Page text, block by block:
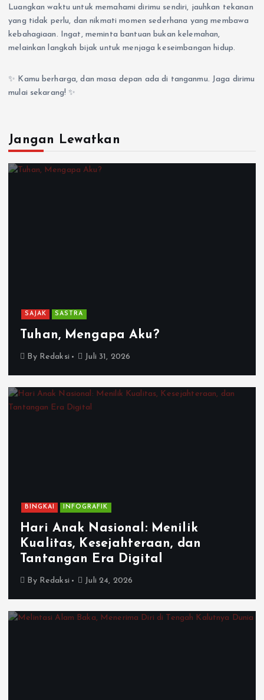
Luangkan waktu untuk memahami dirimu sendiri, jauhkan tekanan
yang tidak perlu, dan nikmati momen sederhana yang membawa
kebahagiaan. Ingat, meminta bantuan bukan kelemahan,
melainkan langkah bijak untuk menjaga keseimbangan hidup.
✨ Kamu berharga, dan masa depan ada di tanganmu. Jaga dirimu
mulai sekarang! ✨
Jangan Lewatkan
SAJAK SASTRA
Tuhan, Mengapa Aku?
By Redaksi Juli 31, 2026
BINGKAI INFOGRAFIK
Hari Anak Nasional: Menilik
Kualitas, Kesejahteraan, dan
Tantangan Era Digital
By Redaksi Juli 24, 2026